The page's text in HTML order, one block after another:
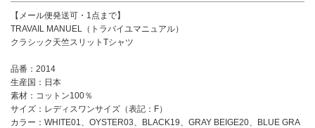
【メール便発送可・1点まで】
TRAVAIL MANUEL（トラバイユマニュアル）
クラシック天竺スリットTシャツ
品番：2014
生産国：日本
素材：コットン100％
サイズ：レディスワンサイズ（表記：F）
カラー：WHITE01、OYSTER03、BLACK19、GRAY BEIGE20、BLUE GRA